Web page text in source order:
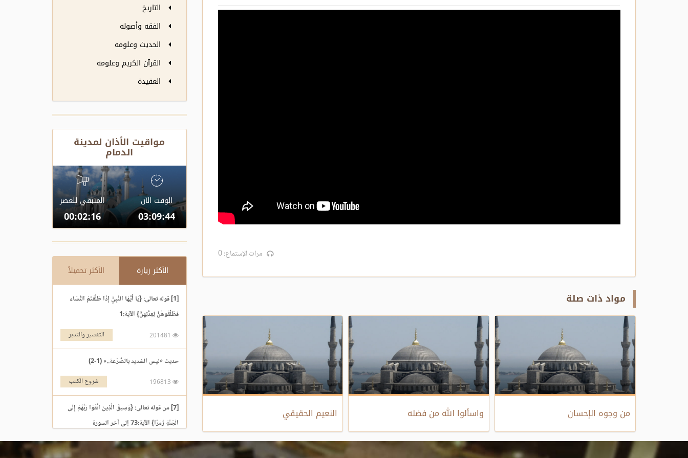
مرات الإستماع: 0
مواد ذات صلة
من وجوه الإحسان واسألوا الله من فضله النعيم الحقيقي
التاريخ
الفقه وأصوله
الحديث وعلومه
القرآن الكريم وعلومه
العقيدة
مواقيت الأذان لمدينة
الدمام
الوقت الآن
03:09:44
المتبقي للعصر
00:02:16
الأكثر زيارة الأكثر تحميلاً
[1] قوله تعالى: {يَا أَيُّهَا النَّبِيُّ إِذَا طَلَّقْتُمُ النِّسَاء
فَطَلِّقُوهُنَّ لِعِدَّتِهِنَّ} الآية:1
التفسير والتدبر
حديث «ليس الشديد بالصُّرَعة..» (1-2)
شروح الكتب
[7] من قوله تعالى: {وَسِيقَ الَّذِينَ اتَّقَوْا رَبَّهُمْ إِلَى
الْجَنَّةِ زُمَرًا} الآية:73 إلى آخر السورة
التفسير والتدبر